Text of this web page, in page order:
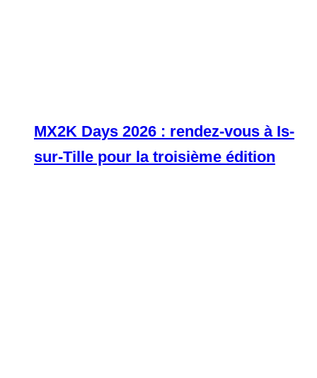
MX2K Days 2026 : rendez-vous à Is-
sur-Tille pour la troisième édition